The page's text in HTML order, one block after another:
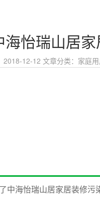
海怡瑞山居
2018-12-12 文章分类： 家庭
中海怡瑞山居家居装修污